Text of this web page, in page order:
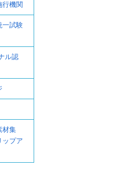
行機関
一試験
ル認
材集
ップア